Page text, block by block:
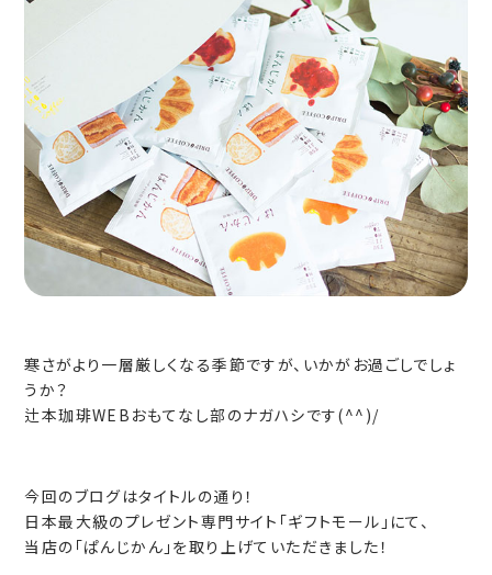
寒さがより一層厳しくなる季節ですが、いかがお過ごしでしょ
うか？
辻本珈琲WEBおもてなし部のナガハシです(^^)/
今回のブログはタイトルの通り！
日本最大級のプレゼント専門サイト「ギフトモール」にて、
当店の「ぱんじかん」を取り上げていただきました！